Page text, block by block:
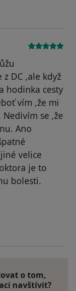
DC ,ale když
hodinka cesty
vím ,že mi
se ,že
Ano
velice
je to
bolesti.
účet byl odstraněn
o tom,
navštívit?